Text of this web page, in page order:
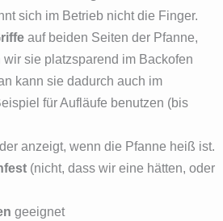
sich im Betrieb nicht die Finger.
auf beiden Seiten der Pfanne,
sie platzsparend im Backofen
kann sie dadurch auch im
für Aufläufe benutzen (bis
anzeigt, wenn die Pfanne heiß ist.
(nicht, dass wir eine hätten, oder
geeignet